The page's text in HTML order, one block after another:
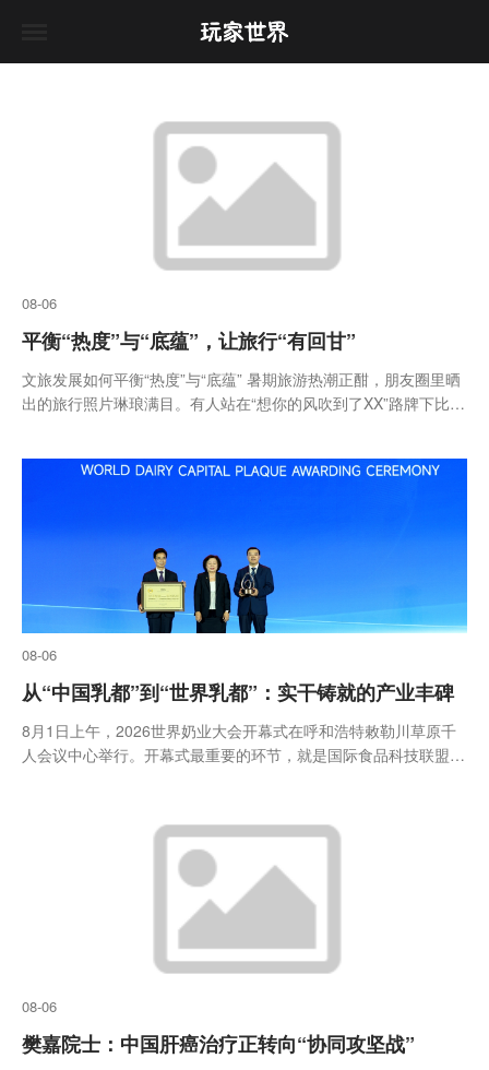
08-06
平衡“热度”与“底蕴”，让旅行“有回甘”
文旅发展如何平衡“热度”与“底蕴” 暑期旅游热潮正酣，朋友圈里晒
出的旅行照片琳琅满目。有人站在“想你的风吹到了XX”路牌下比
08-06
从“中国乳都”到“世界乳都”：实干铸就的产业丰碑
8月1日上午，2026世界奶业大会开幕式在呼和浩特敕勒川草原千
人会议中心举行。开幕式最重要的环节，就是国际食品科技联盟正
08-06
樊嘉院士：中国肝癌治疗正转向“协同攻坚战”